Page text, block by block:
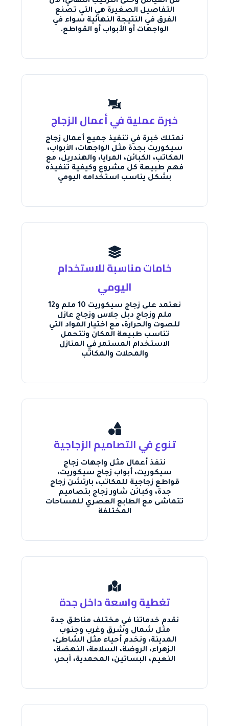
التفاصيل الصغيرة هي التي تصنع
الفرق في النتيجة النهائية سواء في
الواجهات أو الأبواب أو القواطع.
خبرة عملية في أعمال الزجاج
نمتلك خبرة في تنفيذ جميع أعمال زجاج
سيكوريت بجدة مثل الواجهات، الأبواب،
المكاتب، الكبائن، المرايا، والهندريل، مع
فهم طبيعة كل مشروع وكيفية تنفيذه
بشكل يناسب استخدامه اليومي
خامات مناسبة للاستخدام
اليومي
نعتمد على زجاج سيكوريت 10 ملم و12
ملم وزجاج دبل جلاس وزجاج عازل
للصوت والحرارة، مع اختيار المواد التي
تناسب طبيعة المكان وتتحمل
الاستخدام المستمر في المنازل
والمحلات والمكاتب
تنوع في التصاميم الزجاجية
ننفذ أعمال مثل واجهات زجاج
سيكوريت، أبواب زجاج سيكوريت،
قواطع زجاجية للمكاتب، بارتشن زجاج
جدة، وكبائن شاور زجاج بتصاميم
تتماشى مع الطابع العصري للمساحات
المختلفة
تغطية واسعة داخل جدة
نقدم خدماتنا في مختلف مناطق جدة
مثل شمال وشرق وغرب وجنوب
المدينة، ونخدم أحياء مثل الشاطئ،
الزهراء، الروضة، السلامة، النهضة،
النعيم، البساتين، المحمدية، أبحر،